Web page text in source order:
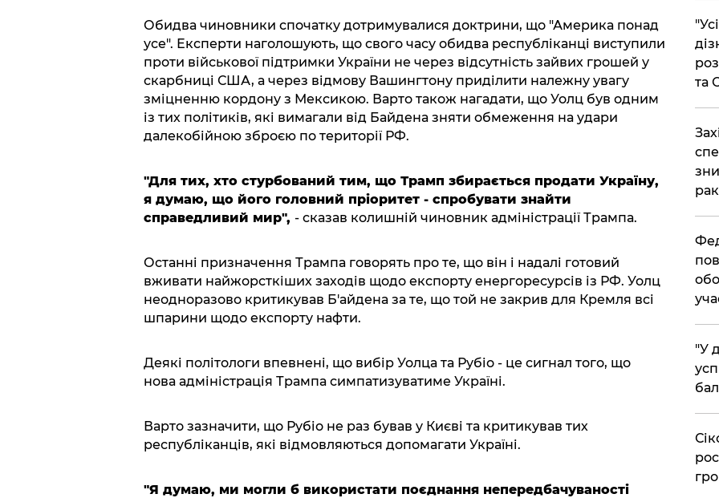
Обидва чиновники спочатку дотримувалися доктрини, що "Америка понад
усе". Експерти наголошують, що свого часу обидва республіканці виступили
проти військової підтримки України не через відсутність зайвих грошей у
скарбниці США, а через відмову Вашингтону приділити належну увагу
зміцненню кордону з Мексикою. Варто також нагадати, що Уолц був одним
із тих політиків, які вимагали від Байдена зняти обмеження на удари
далекобійною зброєю по території РФ.
"Для тих, хто стурбований тим, що Трамп збирається продати Україну,
я думаю, що його головний пріоритет - спробувати знайти
справедливий мир", - сказав колишній чиновник адміністрації Трампа.
Останні призначення Трампа говорять про те, що він і надалі готовий
вживати найжорсткіших заходів щодо експорту енергоресурсів із РФ. Уолц
неодноразово критикував Б'айдена за те, що той не закрив для Кремля всі
шпарини щодо експорту нафти.
Деякі політологи впевнені, що вибір Уолца та Рубіо - це сигнал того, що
нова адміністрація Трампа симпатизуватиме Україні.
Варто зазначити, що Рубіо не раз бував у Києві та критикував тих
республіканців, які відмовляються допомагати Україні.
"Я думаю, ми могли б використати поєднання непередбачуваності
та
​"У